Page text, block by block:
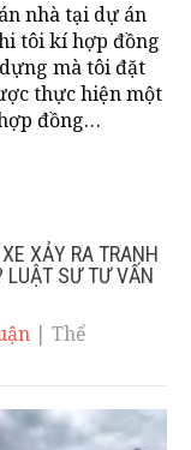
nhà tại dự án
tôi kí hợp đồng
mà tôi đặt
thực hiện một
đồng…
XẢY RA TRANH
LUẬT SƯ TƯ VẤN
| Thể